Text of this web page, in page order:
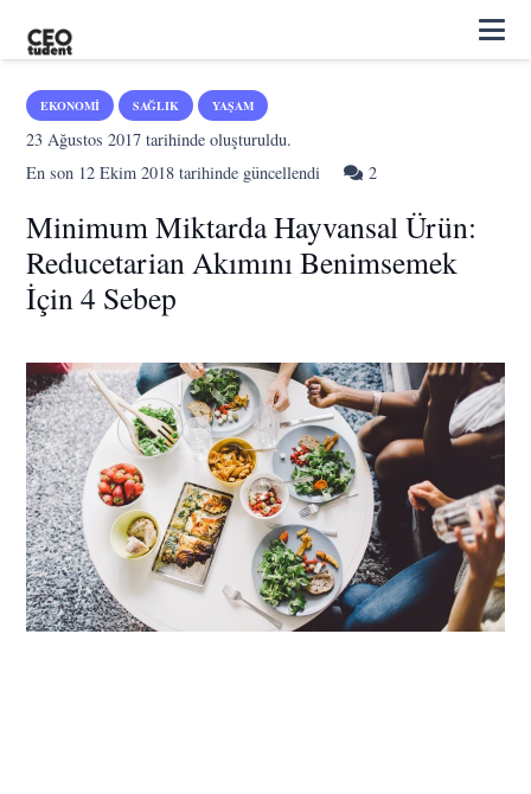
EKONOMI SAĞLIK YAŞAM
23 Ağustos 2017 tarihinde oluşturuldu.
En son 12 Ekim 2018 tarihinde güncellendi 2Yorum
Minimum Miktarda Hayvansal Ürün:
Reducetarian Akımını Benimsemek
İçin 4 Sebep